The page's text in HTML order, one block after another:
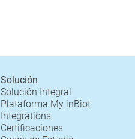
Solución
Solución Integral
Plataforma My inBiot
Integrations
Certificaciones